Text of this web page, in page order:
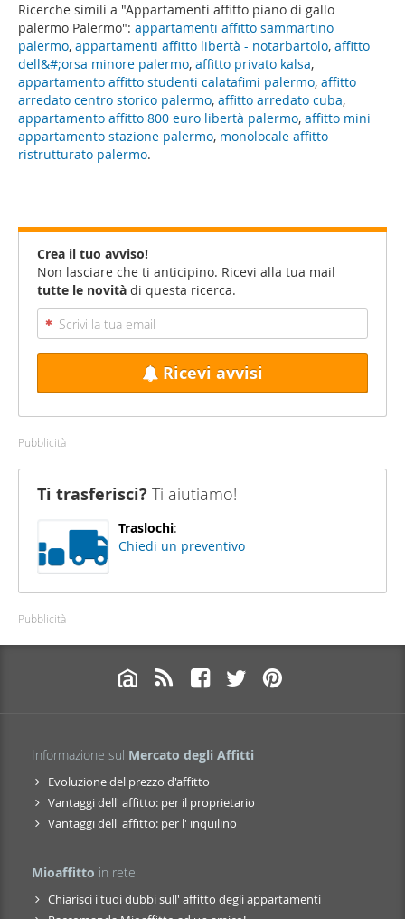
Ricerche simili a "Appartamenti affitto piano di gallo
palermo Palermo": appartamenti affitto sammartino
palermo, appartamenti affitto libertà - notarbartolo, affitto
dell&#;orsa minore palermo, affitto privato kalsa,
appartamento affitto studenti calatafimi palermo, affitto
arredato centro storico palermo, affitto arredato cuba,
appartamento affitto 800 euro libertà palermo, affitto mini
appartamento stazione palermo, monolocale affitto
ristrutturato palermo.
Crea il tuo avviso!
Non lasciare che ti anticipino. Ricevi alla tua mail
tutte le novità di questa ricerca.
Ricevi avvisi
Pubblicità
Ti trasferisci? Ti aiutiamo!
Traslochi:
Chiedi un preventivo
Pubblicità
Informazione sul Mercato degli Affitti
Evoluzione del prezzo d'affitto
Vantaggi dell' affitto: per il proprietario
Vantaggi dell' affitto: per l' inquilino
Mioaffitto in rete
Chiarisci i tuoi dubbi sull' affitto degli appartamenti